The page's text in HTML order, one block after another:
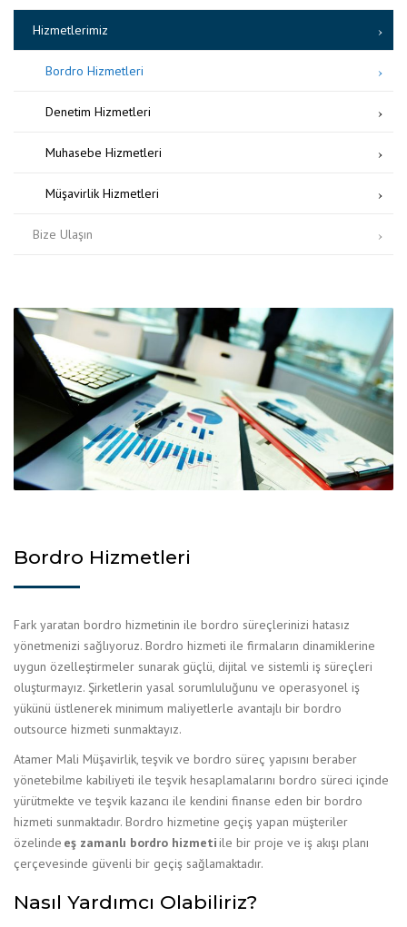
Hizmetlerimiz
Bordro Hizmetleri
Denetim Hizmetleri
Muhasebe Hizmetleri
Müşavirlik Hizmetleri
Bize Ulaşın
Bordro Hizmetleri
Fark yaratan bordro hizmetinin ile bordro süreçlerinizi hatasız
yönetmenizi sağlıyoruz. Bordro hizmeti ile firmaların dinamiklerine
uygun özelleştirmeler sunarak güçlü, dijital ve sistemli iş süreçleri
oluşturmayız. Şirketlerin yasal sorumluluğunu ve operasyonel iş
yükünü üstlenerek minimum maliyetlerle avantajlı bir bordro
outsource hizmeti sunmaktayız.
Atamer Mali Müşavirlik, teşvik ve bordro süreç yapısını beraber
yönetebilme kabiliyeti ile teşvik hesaplamalarını bordro süreci içinde
yürütmekte ve teşvik kazancı ile kendini finanse eden bir bordro
hizmeti sunmaktadır. Bordro hizmetine geçiş yapan müşteriler
özelinde eş zamanlı bordro hizmetiile bir proje ve iş akışı planı
çerçevesinde güvenli bir geçiş sağlamaktadır.
Nasıl Yardımcı Olabiliriz?